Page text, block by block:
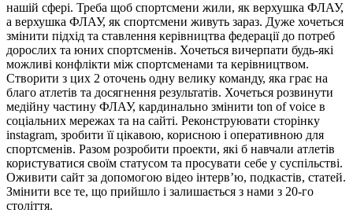
нашій сфері. Треба щоб спортсмени жили, як верхушка ФЛАУ,
а верхушка ФЛАУ, як спортсмени живуть зараз. Дуже хочеться
змінити підхід та ставлення керівництва федерації до потреб
дорослих та юних спортсменів. Хочеться вичерпати будь-які
можливі конфлікти між спортсменами та керівництвом.
Створити з цих 2 оточень одну велику команду, яка грає на
благо атлетів та досягнення результатів. Хочеться розвинути
медійну частину ФЛАУ, кардинально змінити ton of voice в
соціальних мережах та на сайті. Реконструювати сторінку
instagram, зробити її цікавою, корисною і оперативною для
спортсменів. Разом розробити проекти, які б навчали атлетів
користуватися своїм статусом та просувати себе у суспільстві.
Оживити сайт за допомогою відео інтерв’ю, подкастів, статей.
Змінити все те, що прийшло і залишається з нами з 20-го
століття.